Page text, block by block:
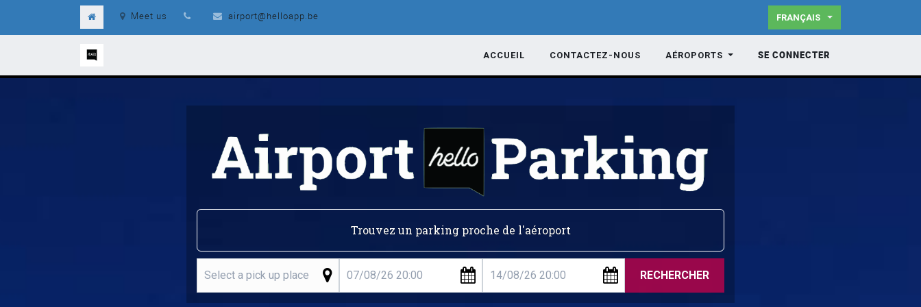
Meet us airport@helloapp.be FRANÇAIS
ACCUEIL CONTACTEZ-NOUS AÉROPORTS SE CONNECTER
Trouvez un parking proche de l'aéroport
RECHERCHER